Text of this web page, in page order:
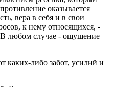
оказывается
вера в себя и в свои
к нему относящихся, -
В любом случае - ощущение
каких-либо забот, усилий и